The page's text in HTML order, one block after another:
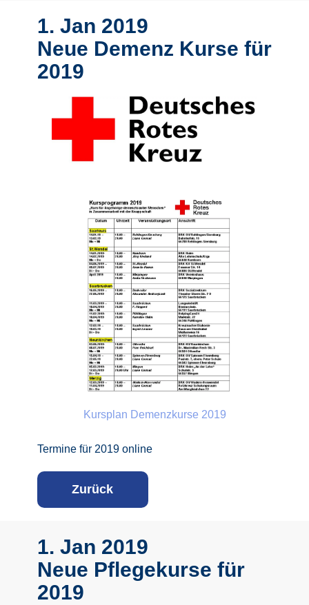
1. Jan 2019
Neue Demenz Kurse für
2019
Termine für 2019 online
Zurück
Kursplan Demenzkurs​e 2019
1. Jan 2019
Neue Pflegekurse für
2019